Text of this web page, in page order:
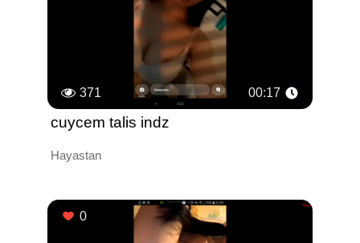
371 00:17
cuycem talis indz
Hayastan
0